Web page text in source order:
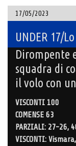
17/05/2023
UNDER 17/
Dirompente
squadra di
il volo con
VISCONTI 100
COMENSE 63
PARZIALI: 27-26,
VISCONTI: